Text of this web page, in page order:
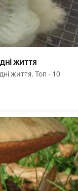
життя
життя. Топ - 10